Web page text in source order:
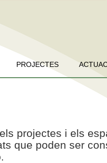
PROJECTES
projectes i els
que poden ser